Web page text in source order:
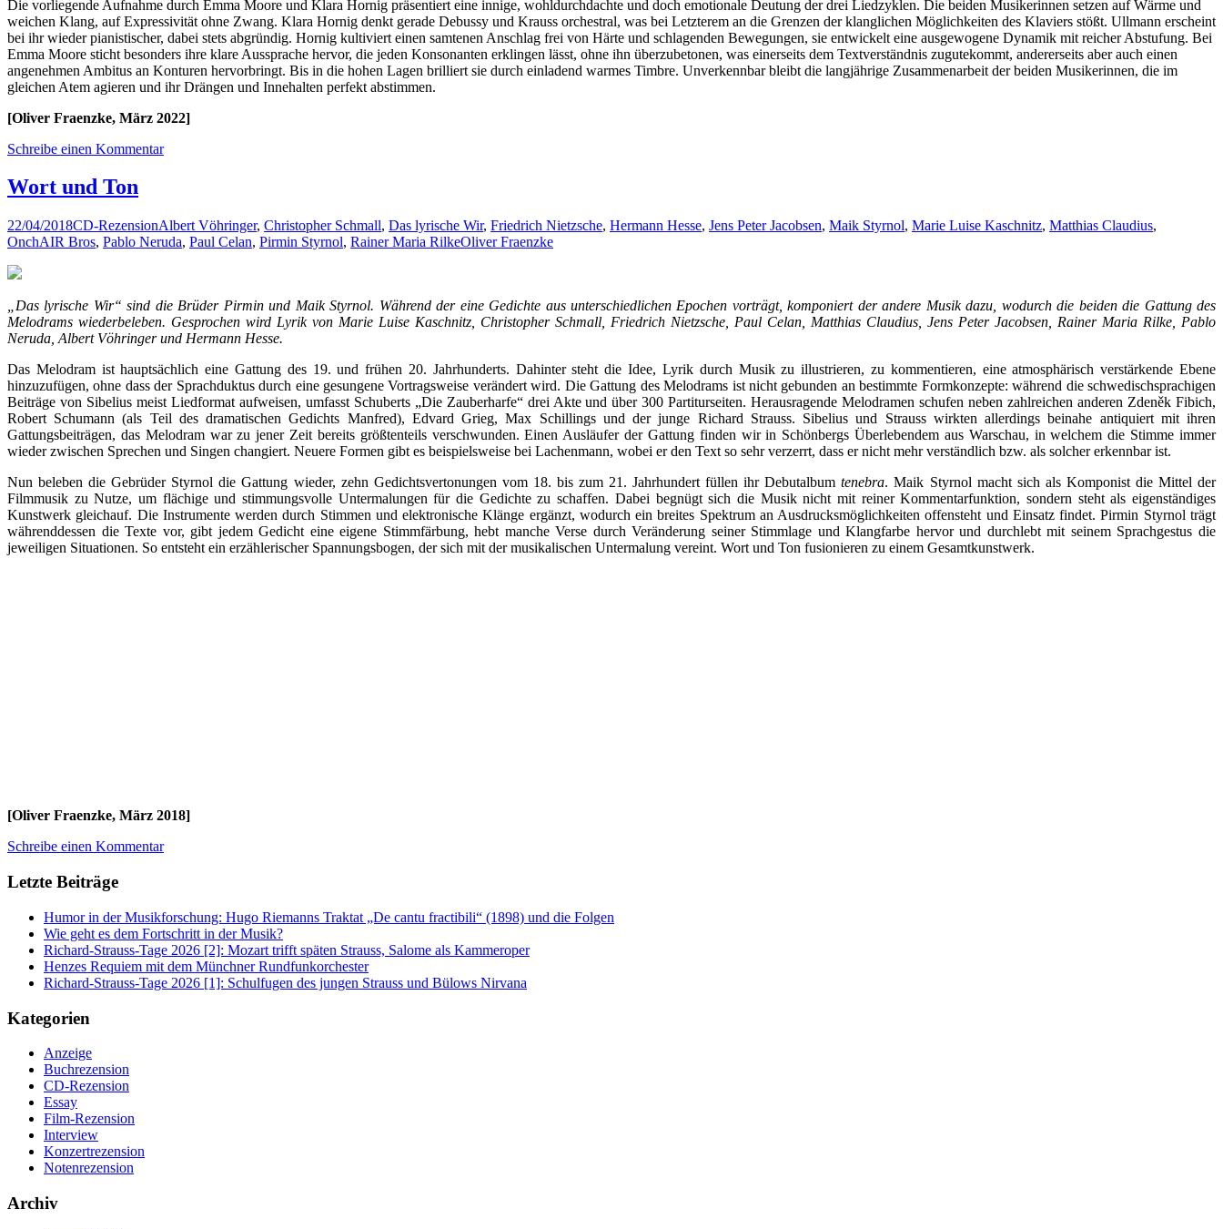
Die vorliegende Aufnahme durch Emma Moore und Klara Hornig präsentiert eine innige, wohldurchdachte und doch emotionale Deutung der drei Liedzyklen. Die beiden Musikerinnen setzen auf Wärme und
weichen Klang, auf Expressivität ohne Zwang. Klara Hornig denkt gerade Debussy und Krauss orchestral, was bei Letzterem an die Grenzen der klanglichen Möglichkeiten des Klaviers stößt. Ullmann erscheint
bei ihr wieder pianistischer, dabei stets abgründig. Hornig kultiviert einen samtenen Anschlag frei von Härte und schlagenden Bewegungen, sie entwickelt eine ausgewogene Dynamik mit reicher Abstufung. Bei
Emma Moore sticht besonders ihre klare Aussprache hervor, die jeden Konsonanten erklingen lässt, ohne ihn überzubetonen, was einerseits dem Textverständnis zugutekommt, andererseits aber auch einen
angenehmen Ambitus an Konturen hervorbringt. Bis in die hohen Lagen brilliert sie durch einladend warmes Timbre. Unverkennbar bleibt die langjährige Zusammenarbeit der beiden Musikerinnen, die im
gleichen Atem agieren und ihr Drängen und Innehalten perfekt abstimmen.
[Oliver Fraenzke, März 2022]
Schreibe einen Kommentar
Wort und Ton
22/04/2018CD-RezensionAlbert Vöhringer, Christopher Schmall, Das lyrische Wir, Friedrich Nietzsche, Hermann Hesse, Jens Peter Jacobsen, Maik Styrnol, Marie Luise Kaschnitz, Matthias Claudius,
OnchAIR Bros, Pablo Neruda, Paul Celan, Pirmin Styrnol, Rainer Maria RilkeOliver Fraenzke
„Das lyrische Wir“ sind die Brüder Pirmin und Maik Styrnol. Während der eine Gedichte aus unterschiedlichen Epochen vorträgt, komponiert der andere Musik dazu, wodurch die beiden die Gattung des
Melodrams wiederbeleben. Gesprochen wird Lyrik von Marie Luise Kaschnitz, Christopher Schmall, Friedrich Nietzsche, Paul Celan, Matthias Claudius, Jens Peter Jacobsen, Rainer Maria Rilke, Pablo
Neruda, Albert Vöhringer und Hermann Hesse.
Das Melodram ist hauptsächlich eine Gattung des 19. und frühen 20. Jahrhunderts. Dahinter steht die Idee, Lyrik durch Musik zu illustrieren, zu kommentieren, eine atmosphärisch verstärkende Ebene
hinzuzufügen, ohne dass der Sprachduktus durch eine gesungene Vortragsweise verändert wird. Die Gattung des Melodrams ist nicht gebunden an bestimmte Formkonzepte: während die schwedischsprachigen
Beiträge von Sibelius meist Liedformat aufweisen, umfasst Schuberts „Die Zauberharfe“ drei Akte und über 300 Partiturseiten. Herausragende Melodramen schufen neben zahlreichen anderen Zdeněk Fibich,
Robert Schumann (als Teil des dramatischen Gedichts Manfred), Edvard Grieg, Max Schillings und der junge Richard Strauss. Sibelius und Strauss wirkten allerdings beinahe antiquiert mit ihren
Gattungsbeiträgen, das Melodram war zu jener Zeit bereits größtenteils verschwunden. Einen Ausläufer der Gattung finden wir in Schönbergs Überlebendem aus Warschau, in welchem die Stimme immer
wieder zwischen Sprechen und Singen changiert. Neuere Formen gibt es beispielsweise bei Lachenmann, wobei er den Text so sehr verzerrt, dass er nicht mehr verständlich bzw. als solcher erkennbar ist.
Nun beleben die Gebrüder Styrnol die Gattung wieder, zehn Gedichtsvertonungen vom 18. bis zum 21. Jahrhundert füllen ihr Debutalbumtenebra. Maik Styrnol macht sich als Komponist die Mittel der
Filmmusik zu Nutze, um flächige und stimmungsvolle Untermalungen für die Gedichte zu schaffen. Dabei begnügt sich die Musik nicht mit reiner Kommentarfunktion, sondern steht als eigenständiges
Kunstwerk gleichauf. Die Instrumente werden durch Stimmen und elektronische Klänge ergänzt, wodurch ein breites Spektrum an Ausdrucksmöglichkeiten offensteht und Einsatz findet. Pirmin Styrnol trägt
währenddessen die Texte vor, gibt jedem Gedicht eine eigene Stimmfärbung, hebt manche Verse durch Veränderung seiner Stimmlage und Klangfarbe hervor und durchlebt mit seinem Sprachgestus die
jeweiligen Situationen. So entsteht ein erzählerischer Spannungsbogen, der sich mit der musikalischen Untermalung vereint. Wort und Ton fusionieren zu einem Gesamtkunstwerk.
[Oliver Fraenzke, März 2018]
Schreibe einen Kommentar
Letzte Beiträge
Humor in der Musikforschung: Hugo Riemanns Traktat „De cantu fractibili“ (1898) und die Folgen
Wie geht es dem Fortschritt in der Musik?
Richard-Strauss-Tage 2026 [2]: Mozart trifft späten Strauss, Salome als Kammeroper
Henzes Requiem mit dem Münchner Rundfunkorchester
Richard-Strauss-Tage 2026 [1]: Schulfugen des jungen Strauss und Bülows Nirvana
Kategorien
Anzeige
Buchrezension
CD-Rezension
Essay
Film-Rezension
Interview
Konzertrezension
Notenrezension
Archiv